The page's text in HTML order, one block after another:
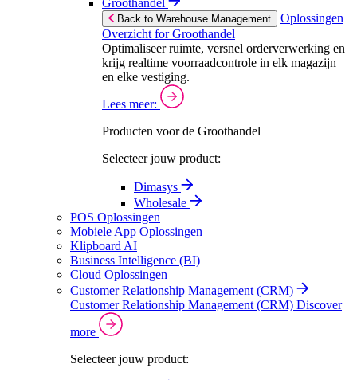
Groothandel
Back to Warehouse Management
Oplossingen
Overzicht for Groothandel
Optimaliseer ruimte, versnel orderverwerking en
krijg realtime voorraadcontrole in elk magazijn
en elke vestiging.
Lees meer:
Producten voor de Groothandel
Selecteer jouw product:
Dimasys
Wholesale
POS Oplossingen
Mobiele App Oplossingen
Klipboard AI
Business Intelligence (BI)
Cloud Oplossingen
Customer Relationship Management (CRM)
Customer Relationship Management (CRM) Discover
more
Selecteer jouw product: